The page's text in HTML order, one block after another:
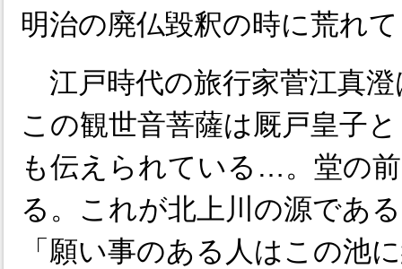
明治の廃仏毀釈の時に荒れ
江戸時代の旅行家菅江真
この観世音菩薩は厩戸皇子
も伝えられている…。堂の
る。これが北上川の源であ
「願い事のある人はこの池